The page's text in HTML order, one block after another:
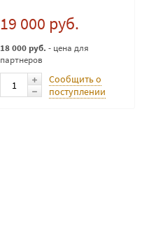
19 000 руб.
18 000 руб. - цена для
партнеров
Сообщить о
поступлении